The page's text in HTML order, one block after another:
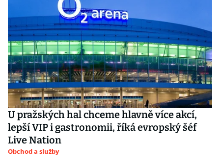
U pražských hal chceme hlavně více akcí,
lepší VIP i gastronomii, říká evropský šéf
Live Nation
Obchod a služby